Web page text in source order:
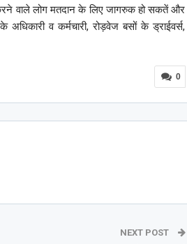
करने वाले लोग मतदान के लिए जागरुक हो सकतें और
व कर्मचारी, रोड़वेज बसों के ड्राईवर्स,
0
NEXT POST